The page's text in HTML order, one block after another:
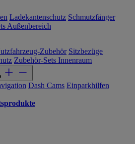
Ladekantenschutz Schmutzfänger
Außenbereich
Zubehör Sitzbezüge
Zubehör-Sets Innenraum
Dash Cams Einparkhilfen